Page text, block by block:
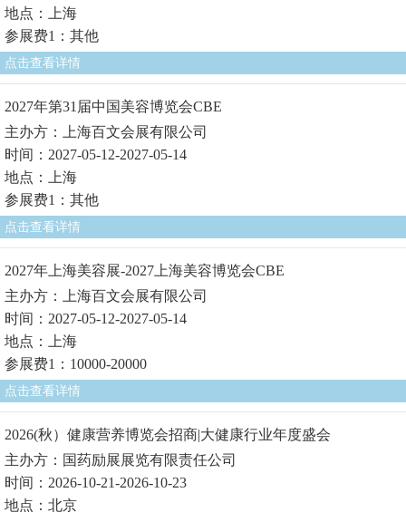
地点：上海
参展费1：其他
点击查看详情
2027年第31届中国美容博览会CBE
主办方：上海百文会展有限公司
时间：2027-05-12-2027-05-14
地点：上海
参展费1：其他
点击查看详情
2027年上海美容展-2027上海美容博览会CBE
主办方：上海百文会展有限公司
时间：2027-05-12-2027-05-14
地点：上海
参展费1：10000-20000
点击查看详情
2026(秋）健康营养博览会招商|大健康行业年度盛会
主办方：国药励展展览有限责任公司
时间：2026-10-21-2026-10-23
地点：北京